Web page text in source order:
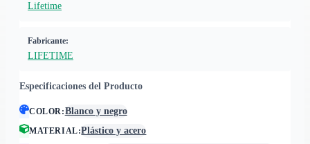
Lifetime
Fabricante:
LIFETIME
Especificaciones del Producto
COLOR:Blanco y negro
MATERIAL:Plástico y acero